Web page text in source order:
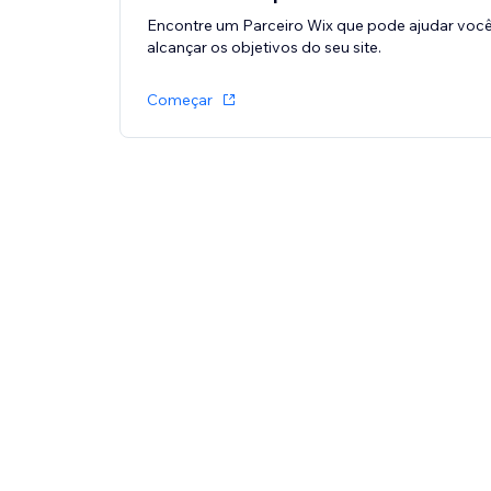
Encontre um Parceiro Wix que pode ajudar
alcançar os objetivos do seu site.
Começar